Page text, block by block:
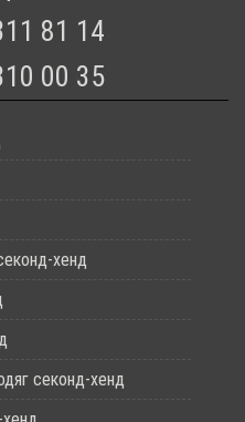
81 14
00 35
хенд
секонд-хенд